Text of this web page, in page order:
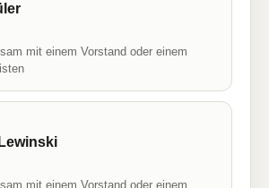
mit einem Vorstand oder einem
mit einem Vorstand oder einem